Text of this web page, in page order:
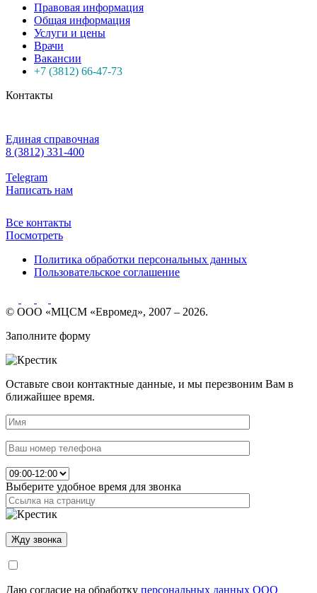
Правовая информация
Общая информация
Услуги и цены
Врачи
Вакансии
+7 (3812) 66-47-73
Контакты
Единая справочная
8 (3812) 331-400
Telegram
Написать нам
Все контакты
Посмотреть
Политика обработки персональных данных
Пользовательское соглашение
© ООО «МЦСМ «Евромед», 2007 – 2026.
Заполните форму
Оставьте свои контактные данные, и мы перезвоним Вам в
ближайшее время.
Выберите удобное время для звонка
Даю согласие на обработку персональных данных ООО